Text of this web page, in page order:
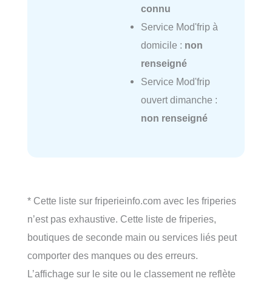
connu
Service Mod'frip à
domicile : non
renseigné
Service Mod'frip
ouvert dimanche :
non renseigné
* Cette liste sur friperieinfo.com avec les friperies
n’est pas exhaustive. Cette liste de friperies,
boutiques de seconde main ou services liés peut
comporter des manques ou des erreurs.
L’affichage sur le site ou le classement ne reflète